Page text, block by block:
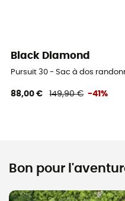
Black Diamond
Pursuit 30 - Sac à dos
88,00 € 149,90 € -41%
Bon pour